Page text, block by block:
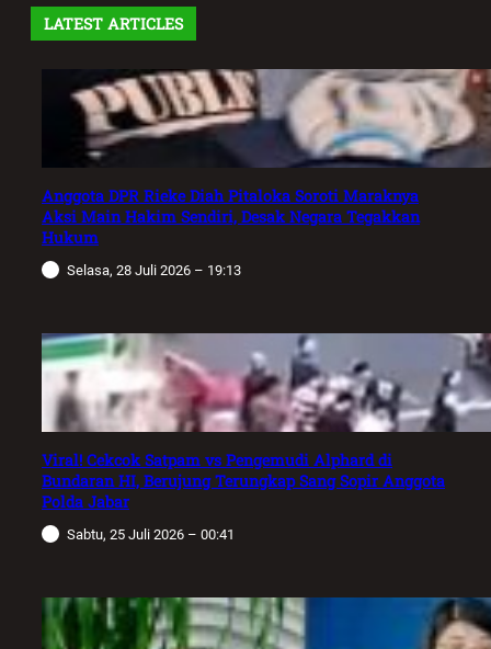
LATEST ARTICLES
Anggota DPR Rieke Diah Pitaloka Soroti Maraknya
Aksi Main Hakim Sendiri, Desak Negara Tegakkan
Hukum
Selasa, 28 Juli 2026 – 19:13
Viral! Cekcok Satpam vs Pengemudi Alphard di
Bundaran HI, Berujung Terungkap Sang Sopir Anggota
Polda Jabar
Sabtu, 25 Juli 2026 – 00:41